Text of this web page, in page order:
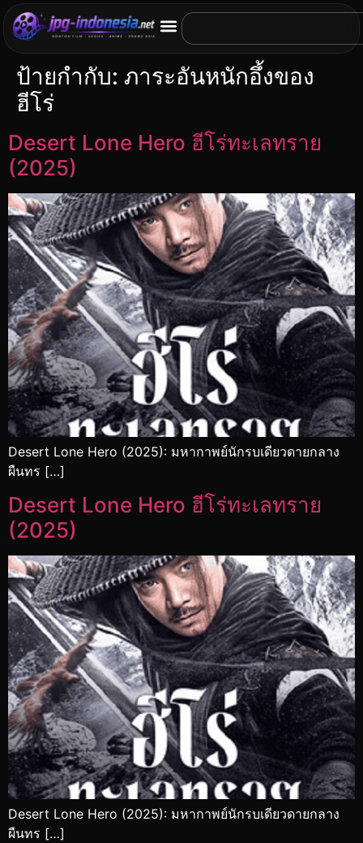
ป้ายกำกับ: ภาระอันหนักอึ้งของ
ฮีโร่
Desert Lone Hero ฮีโร่ทะเลทราย
(2025)
Desert Lone Hero (2025): มหากาพย์นักรบเดียวดายกลาง
ผืนทร […]
Desert Lone Hero ฮีโร่ทะเลทราย
(2025)
Desert Lone Hero (2025): มหากาพย์นักรบเดียวดายกลาง
ผืนทร […]